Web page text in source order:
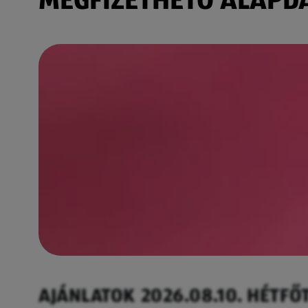
AJÁNLATOK 2026.08.10.